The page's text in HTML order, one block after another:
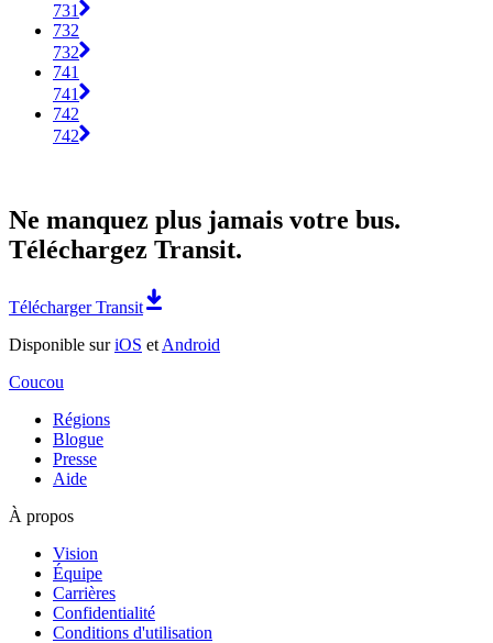
731
732
732
741
741
742
742
Ne manquez plus jamais votre bus.
Téléchargez Transit.
Télécharger Transit
Disponible suriOS et Android
Coucou
Régions
Blogue
Presse
Aide
À propos
Vision
Équipe
Carrières
Confidentialité
Conditions d'utilisation